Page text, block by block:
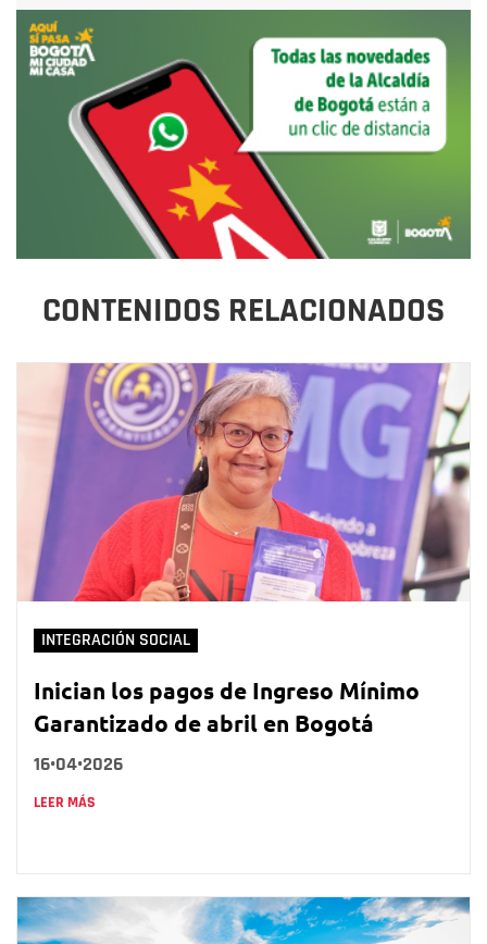
CONTENIDOS RELACIONADOS
INTEGRACIÓN SOCIAL
Inician los pagos de Ingreso Mínimo
Garantizado de abril en Bogotá
16•04•2026
LEER MÁS